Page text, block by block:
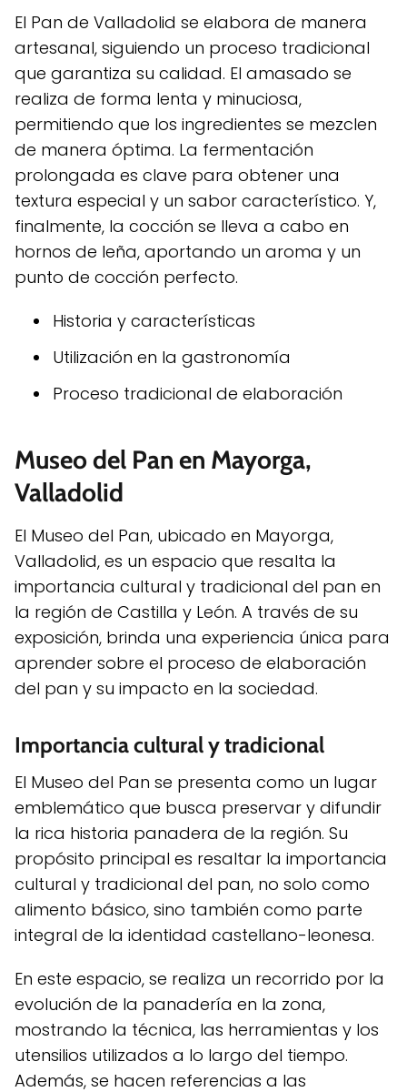
El Pan de Valladolid se elabora de manera
artesanal, siguiendo un proceso tradicional
que garantiza su calidad. El amasado se
realiza de forma lenta y minuciosa,
permitiendo que los ingredientes se mezclen
de manera óptima. La fermentación
prolongada es clave para obtener una
textura especial y un sabor característico. Y,
finalmente, la cocción se lleva a cabo en
hornos de leña, aportando un aroma y un
punto de cocción perfecto.
Historia y características
Utilización en la gastronomía
Proceso tradicional de elaboración
Museo del Pan en Mayorga,
Valladolid
El Museo del Pan, ubicado en Mayorga,
Valladolid, es un espacio que resalta la
importancia cultural y tradicional del pan en
la región de Castilla y León. A través de su
exposición, brinda una experiencia única para
aprender sobre el proceso de elaboración
del pan y su impacto en la sociedad.
Importancia cultural y tradicional
El Museo del Pan se presenta como un lugar
emblemático que busca preservar y difundir
la rica historia panadera de la región. Su
propósito principal es resaltar la importancia
cultural y tradicional del pan, no solo como
alimento básico, sino también como parte
integral de la identidad castellano-leonesa.
En este espacio, se realiza un recorrido por la
evolución de la panadería en la zona,
mostrando la técnica, las herramientas y los
utensilios utilizados a lo largo del tiempo.
Además, se hacen referencias a las